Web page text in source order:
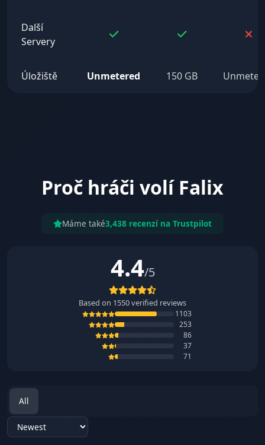
Další
Servery
Úložiště Unmetered 150 GB
Proč hráči volí Falix
Máme také3,438 recenzí na Trustpilot
4.4/5
Based on 1550verified reviews
1103
253
86
37
71
All
Sort reviews